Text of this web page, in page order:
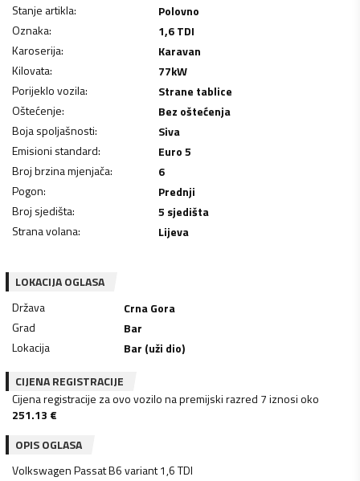
Stanje artikla:
Polovno
Oznaka:
1,6 TDI
Karoserija:
Karavan
Kilovata: 77kW
Porijeklo vozila:
Strane tablice
Oštećenje:
Bez oštećenja
Boja spoljašnosti:
Siva
Emisioni standard:
Euro 5
Broj brzina mjenjača:
6
Pogon:
Prednji
Broj sjedišta:
5 sjedišta
Strana volana: Lijeva
LOKACIJA OGLASA
Država
Crna Gora
Grad
Bar
Lokacija
Bar (uži dio)
CIJENA REGISTRACIJE
Cijena registracije za ovo vozilo na premijski razred 7 iznosi oko
251.13 €
OPIS OGLASA
Volkswagen Passat B6 variant 1,6 TDI